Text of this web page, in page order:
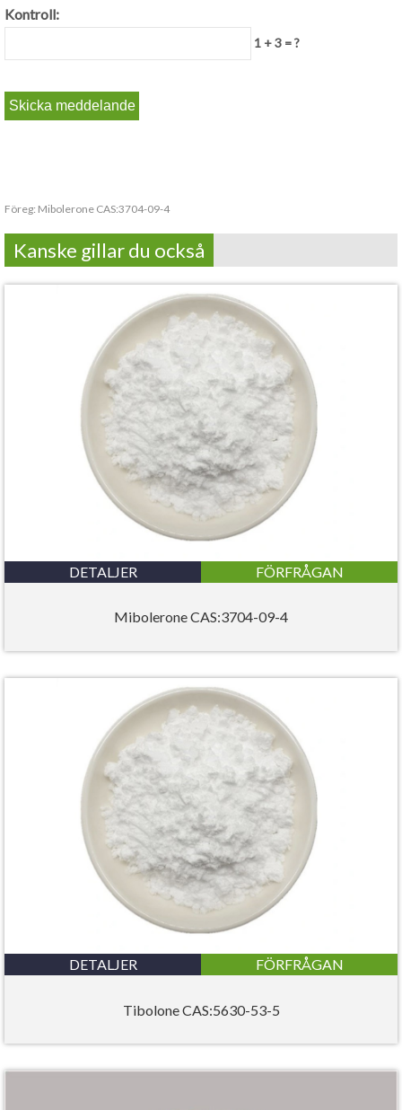
Kontroll:
1 + 3 = ?
Föreg: Mibolerone CAS:3704-09-4
Kanske gillar du också
DETALJER FÖRFRÅGAN
Mibolerone CAS:3704-09-4
DETALJER FÖRFRÅGAN
Tibolone CAS:5630-53-5